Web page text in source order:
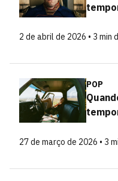
2 de abril de 2026 • 3 min
POP
27 de março de 2026 • 3